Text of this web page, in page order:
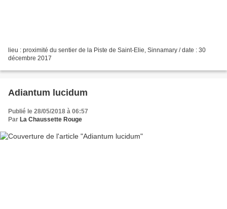
lieu : proximité du sentier de la Piste de Saint-Elie, Sinnamary / date : 30
décembre 2017
Adiantum lucidum
Publié le 28/05/2018 à 06:57
Par La Chaussette Rouge